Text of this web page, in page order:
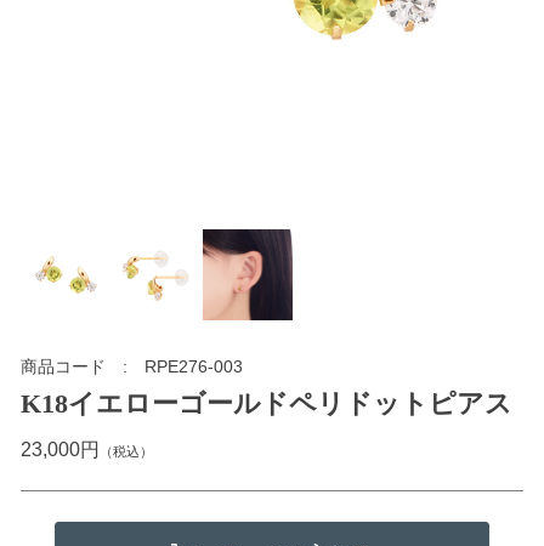
商品コード RPE276-003
K18イエローゴールドペリドットピアス
23,000円 （税込）